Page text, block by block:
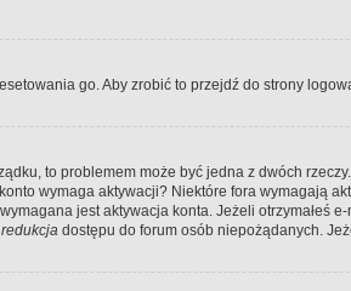
go. Aby zrobić to przejdź do strony
to problemem może być jedna z dwóch
wymaga aktywacji? Niektóre fora wymagają
jest aktywacja konta. Jeżeli otrzymałeś
redukcja dostępu do forum osób niepożądanych.